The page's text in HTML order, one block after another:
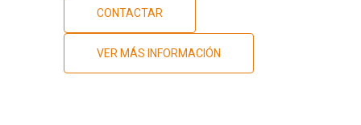
CONTACTAR
VER MÁS INFORMACIÓN